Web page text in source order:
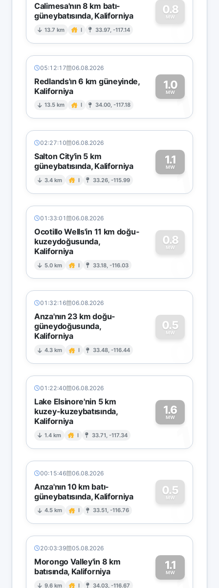
Calimesa'nın 8 km batı-
güneybatısında, Kaliforniya
13.7 km I 33.97, -117.14
0.8
MW
0
05:12:17 06.08.2026
Redlands'ın 6 km güneyinde,
Kaliforniya
13.5 km I 34.00, -117.18
1.0
MW1
02:27:10 06.08.2026
Salton City'in 5 km
güneybatısında, Kaliforniya
3.4 km I 33.26, -115.99
1.1
MW1
01:33:01 06.08.2026
Ocotillo Wells'in 11 km doğu-
kuzeydoğusunda,
Kaliforniya
5.0 km I 33.18, -116.03
0.8
MW
0
01:32:16 06.08.2026
Anza'nın 23 km doğu-
güneydoğusunda,
Kaliforniya
4.3 km I 33.48, -116.44
0.5
MW
0
01:22:40 06.08.2026
Lake Elsinore'nin 5 km
kuzey-kuzeybatısında,
Kaliforniya
1.4 km I 33.71, -117.34
1.6
MW
1
00:15:46 06.08.2026
Anza'nın 10 km batı-
güneybatısında, Kaliforniya
4.5 km I 33.51, -116.76
0.5
MW
0
20:03:39 05.08.2026
Morongo Valley'in 8 km
batısında, Kaliforniya
9.6 km I 34.03, -116.67
1.1
MW